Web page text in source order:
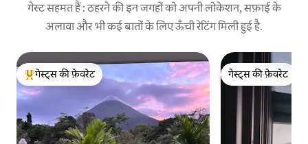
गेस्ट सहमत हैं : ठहरने की इन जगहों को अपनी लोकेशन, सफ़ाई के
अलावा और भी कई बातों के लिए ऊँची रेटिंग मिली हुई है.
गेस्ट्स का टॉप फ़ेवरेट
गेस्ट्स की फ़ेवरेट
गेस्ट्स की फ़ेवरेट
गेस्ट्स की फ़ेवरेट